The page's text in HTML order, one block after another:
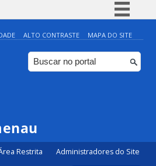
Simplifique!
Comunica BR
Participe
ALTO CONTRASTE MAPA DO SITE
Restrita Administradores do Site